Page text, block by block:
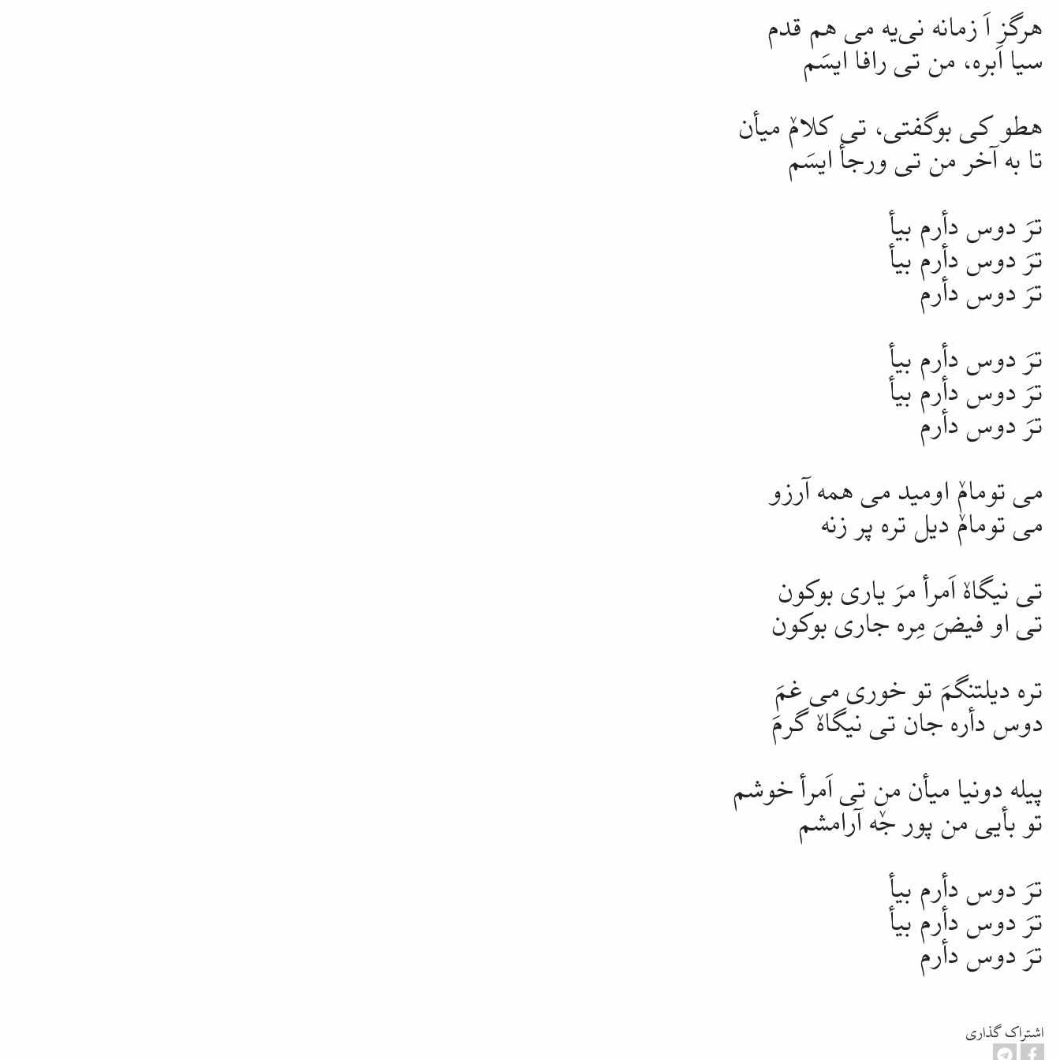
هرگز اَزمانهنی‌یه می هم قدم
سیااَبره، من تی رافا ایسَم
هطو کی بوگفتی، تی کلامٚ میأن
تا به آخر من تی ورجأ ایسَم
ترَ دوس دأرم بیأ
ترَ دوس دأرم بیأ
ترَ دوس دأرم
ترَ دوس دأرم بیأ
ترَ دوس دأرم بیأ
ترَ دوس دأرم
می تومامٚ اومید می همه آرزو
می تومامٚ دیلترهپر زنه
تی نیگاهٚ اَمرأ مرَ یاری بوکون
تی او فیضَ مِره جاری بوکون
ترهدیلتنگمَتو خوری میغمَ
دوس دأره جان تی نیگاهٚ گرمَ
پیله دونیا میأن من تی اَمرأخوشم
تو بأیی من پور جٚهآرامشم
ترَ دوس دأرم بیأ
ترَ دوس دأرم بیأ
ترَ دوس دأرم
اشتراک گذاری